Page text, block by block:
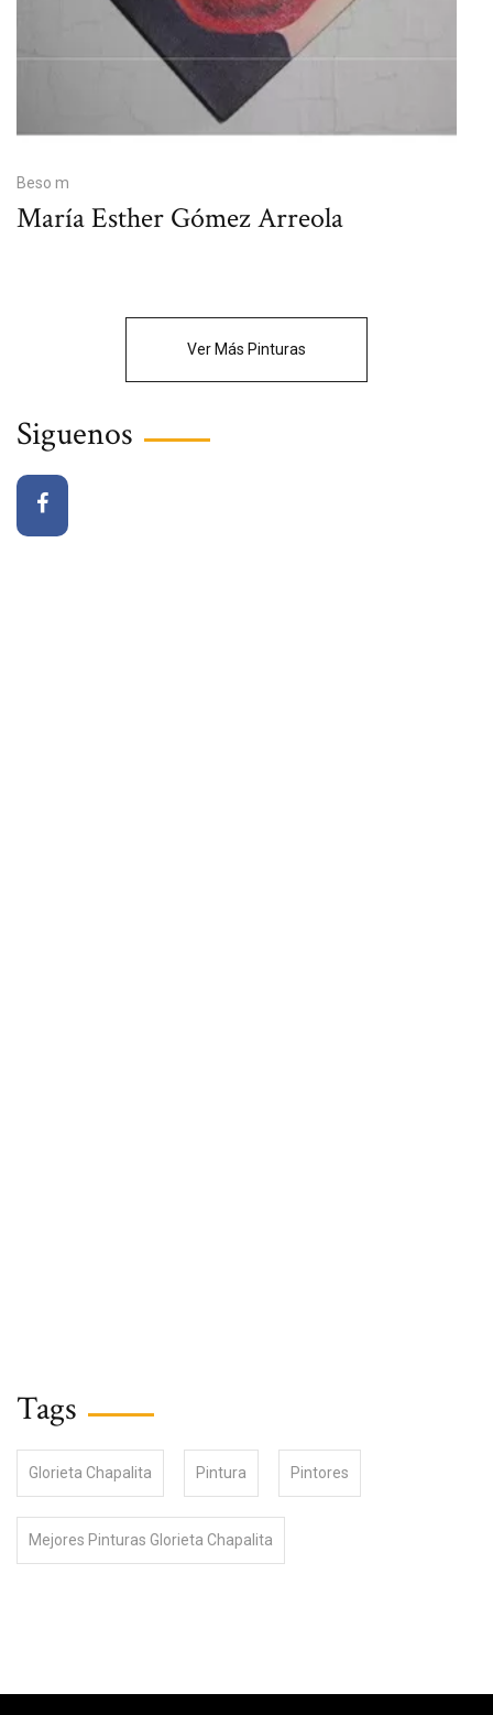
Beso m
María Esther Gómez Arreola
Ver Más Pinturas
Siguenos
Tags
Glorieta Chapalita Pintura Pintores
Mejores Pinturas Glorieta Chapalita